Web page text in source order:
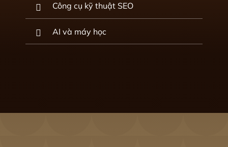
Công cụ kỹ thuật SEO
AI và máy học